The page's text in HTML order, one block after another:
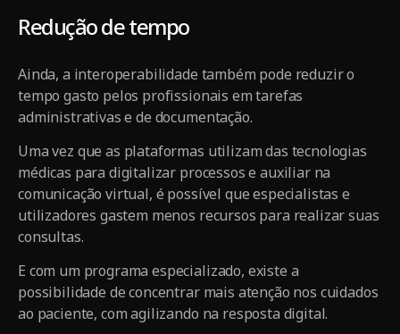
Redução de tempo
Ainda, a interoperabilidade também pode reduzir o
tempo gasto pelos profissionais em tarefas
administrativas e de documentação.
Uma vez que as plataformas utilizam das tecnologias
médicas para digitalizar processos e auxiliar na
comunicação virtual, é possível que especialistas e
utilizadores gastem menos recursos para realizar suas
consultas.
E com um programa especializado, existe a
possibilidade de concentrar mais atenção nos cuidados
ao paciente, com agilizando na resposta digital.